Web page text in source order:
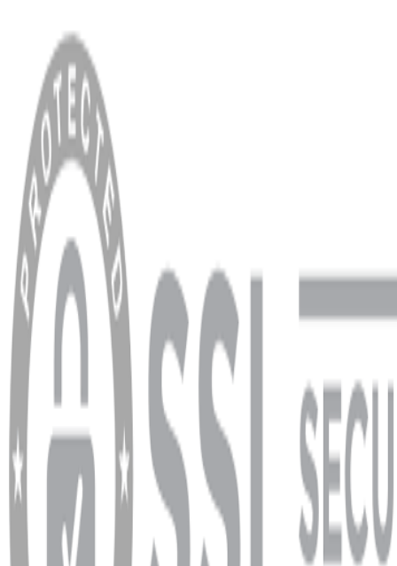
MENÜ
Anasayfa
Hakkımızda
Blog
MÜŞTERİ HİZMETLERİ
Hesabım
Sipariş Sorgulama
Banka Hesap Bilgileri
YARDIM VE DESTEK
Ödeme ve Teslimat Şartları
Garanti ve İade Şartları
info@dukkanhifi.com
0850 441 40 44
info@dukkanhifi.com 0850 441 40 44
Çalışma Saatleri: Pazartesi - Cuma 09:30 - 19:30, Cumartesi 10:00 - 18:00